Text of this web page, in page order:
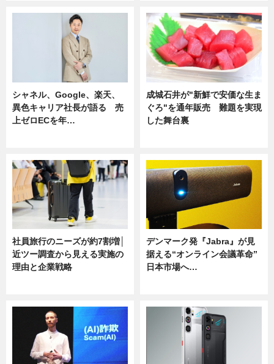
シャネル、Google、楽天、
異色キャリア社長が語る 売
上ゼロECを年…
成城石井が"新鮮で安価な生ま
ぐろ"を通年販売 難題を実現
した舞台裏
社員旅行のニーズが約7割増│
近ツー調査から見える実施の
理由と企業戦略
デンマーク発『Jabra』が見
据える“オンライン会議革命”
日本市場へ…